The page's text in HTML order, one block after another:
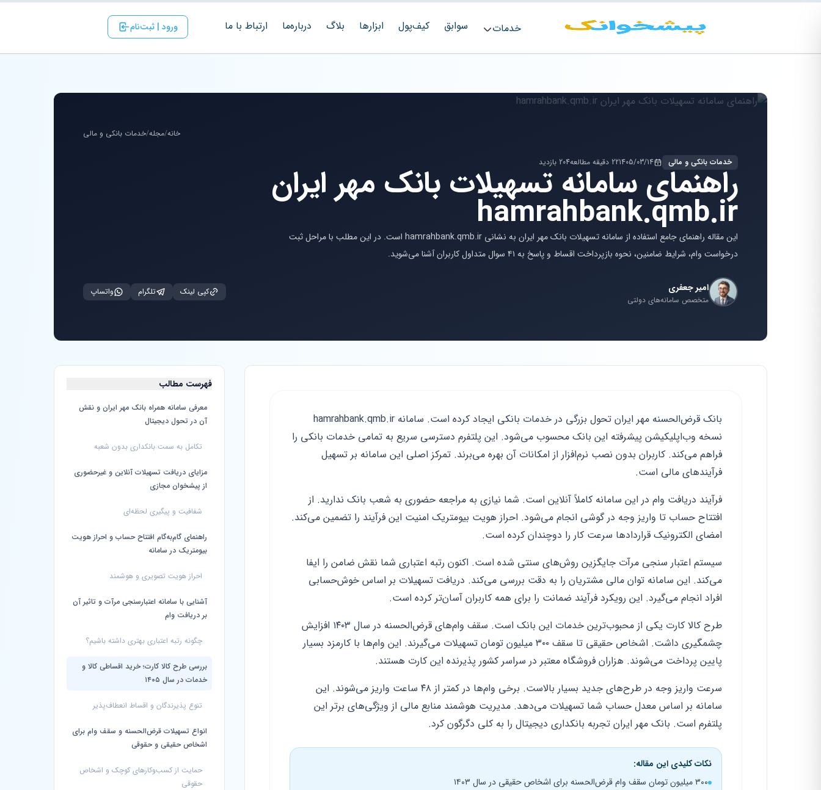
خدمات سوابق کیف‌پول ابزارها بلاگ درباره‌ما ارتباط با ‌ما ورود | ثبت‌نام
خانه/مجله/خدمات بانکی و مالی
خدمات بانکی و مالی 1405/03/1422 دقیقه مطالعه 204 بازدید
راهنمای سامانه تسهیلات بانک مهر ایران
hamrahbank.qmb.ir
این مقاله راهنمای جامع استفاده از سامانه تسهیلات بانک مهر ایران به نشانی hamrahbank.qmb.ir است. در این مطلب با مراحل ثبت
درخواست وام، شرایط ضامنین، نحوه بازپرداخت اقساط و پاسخ به ۴۱ سوال متداول کاربران آشنا می‌شوید.
امیر جعفری
متخصص سامانه‌های دولتی
کپی لینک تلگرام واتساپ
فهرست مطالب
معرفی سامانه همراه بانک مهر ایران و نقش
آن در تحول دیجیتال
تکامل به سمت بانکداری بدون شعبه
مزایای دریافت تسهیلات آنلاین و غیرحضوری
از پیشخوان مجازی
شفافیت و پیگیری لحظه‌ای
راهنمای گام‌به‌گام افتتاح حساب و احراز هویت
بیومتریک در سامانه
احراز هویت تصویری و هوشمند
آشنایی با سامانه اعتبارسنجی مرآت و تاثیر آن
بر دریافت وام
چگونه رتبه اعتباری بهتری داشته باشیم؟
بررسی طرح کالا کارت؛ خرید اقساطی کالا و
خدمات در سال ۱۴۰۵
تنوع پذیرندگان و اقساط انعطاف‌پذیر
انواع تسهیلات قرض‌الحسنه و سقف وام برای
اشخاص حقیقی و حقوقی
حمایت از کسب‌وکارهای کوچک و اشخاص
حقوقی
بانک قرض‌الحسنه مهر ایران تحول بزرگی در خدمات بانکی ایجاد کرده است. سامانه hamrahbank.qmb.ir
نسخه وب‌اپلیکیشن پیشرفته این بانک محسوب می‌شود. این پلتفرم دسترسی سریع به تمامی خدمات بانکی را
فراهم می‌کند. کاربران بدون نصب نرم‌افزار از امکانات آن بهره می‌برند. تمرکز اصلی این سامانه بر تسهیل
فرآیندهای مالی است.
فرآیند دریافت وام در این سامانه کاملاً آنلاین است. شما نیازی به مراجعه حضوری به شعب بانک ندارید. از
افتتاح حساب تا واریز وجه در گوشی انجام می‌شود. احراز هویت بیومتریک امنیت این فرآیند را تضمین می‌کند.
امضای الکترونیک قراردادها سرعت کار را دوچندان کرده است.
سیستم اعتبار سنجی مرآت جایگزین روش‌های سنتی شده است. اکنون رتبه اعتباری شما نقش ضامن را ایفا
می‌کند. این سامانه توان مالی مشتریان را به دقت بررسی می‌کند. دریافت تسهیلات بر اساس خوش‌حسابی
افراد انجام می‌گیرد. این رویکرد فرآیند ضمانت را برای همه کاربران آسان‌تر کرده است.
طرح کالا کارت یکی از محبوب‌ترین خدمات این بانک است. سقف وام‌های قرض‌الحسنه در سال ۱۴۰۳ افزایش
چشمگیری داشت. اشخاص حقیقی تا سقف ۳۰۰ میلیون تومان تسهیلات می‌گیرند. این وام‌ها با کارمزد بسیار
پایین پرداخت می‌شوند. هزاران فروشگاه معتبر در سراسر کشور پذیرنده این کارت هستند.
سرعت واریز وجه در طرح‌های جدید بسیار بالاست. برخی وام‌ها در کمتر از ۴۸ ساعت واریز می‌شوند. این
سامانه بر اساس معدل حساب شما تسهیلات می‌دهد. مدیریت هوشمند منابع مالی از ویژگی‌های برتر این
پلتفرم است. بانک مهر ایران تجربه بانکداری دیجیتال را به کلی دگرگون کرد.
نکات کلیدی این مقاله:
۳۰۰ میلیون تومان سقف وام قرض‌الحسنه برای اشخاص حقیقی در سال ۱۴۰۳